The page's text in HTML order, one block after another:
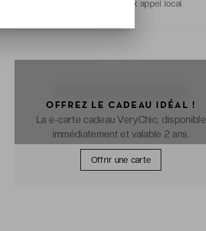
prix appel local
OFFREZ LE CADEAU IDÉAL !
La e-carte cadeau VeryChic, disponible
immédiatement et valable 2 ans.
Offrir une carte